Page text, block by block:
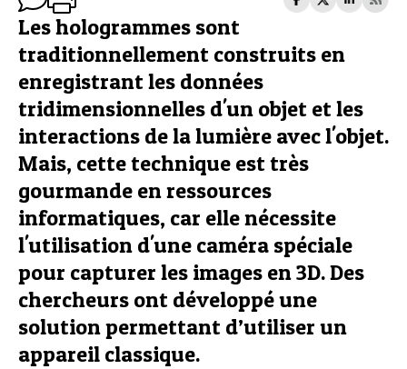
Les hologrammes sont
traditionnellement construits en
enregistrant les données
tridimensionnelles d'un objet et les
interactions de la lumière avec l'objet.
Mais, cette technique est très
gourmande en ressources
informatiques, car elle nécessite
l'utilisation d'une caméra spéciale
pour capturer les images en 3D. Des
chercheurs ont développé une
solution permettant d’utiliser un
appareil classique.